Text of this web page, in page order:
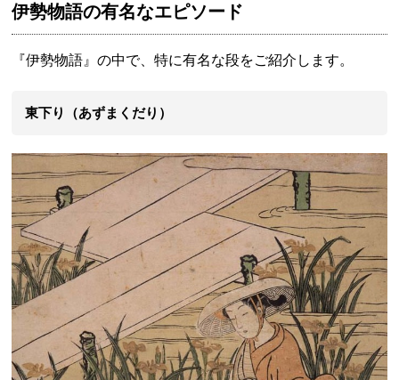
伊勢物語の有名なエピソード
『伊勢物語』の中で、特に有名な段をご紹介します。
東下り（あずまくだり）